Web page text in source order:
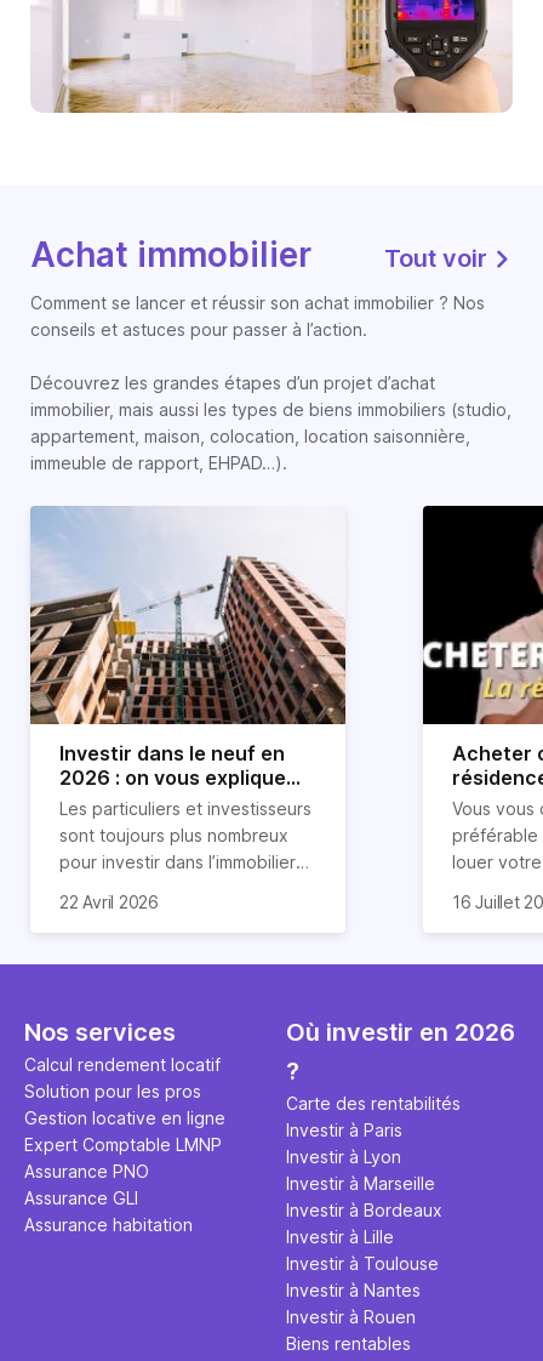
Achat immobilier Tout voir
Comment se lancer et réussir son achat immobilier ? Nos
conseils et astuces pour passer à l’action.
Découvrez les grandes étapes d’un projet d’achat
immobilier, mais aussi les types de biens immobiliers (studio,
appartement, maison, colocation, location saisonnière,
immeuble de rapport, EHPAD…).
Investir dans le neuf en
2026 : on vous explique
tout !
Les particuliers et investisseurs
sont toujours plus nombreux
pour investir dans l’immobilier
nombreux avantages à choisir
expliquons tout dans cet
22 Avril 2026
Acheter
règle
révélée
Vous vous
préférable
louer
expert en
règle
ce secret
l'argent
principale
études et
16 Juillet
Nos services
Calcul rendement locatif
Solution pour les pros
Gestion locative en ligne
Expert Comptable LMNP
Assurance PNO
Assurance GLI
Assurance habitation
Où investir en 2026
?
Carte des rentabilités
Investir à Paris
Investir à Lyon
Investir à Marseille
Investir à Bordeaux
Investir à Lille
Investir à Toulouse
Investir à Nantes
Investir à Rouen
Biens rentables